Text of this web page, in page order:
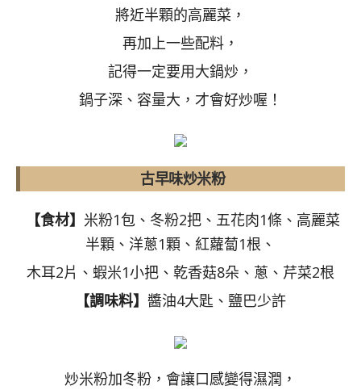
將近半顆的高麗菜，
再加上一些配料，
記得一定要用大鍋炒，
鍋子深、容量大，才會好炒喔！
古早味炒米粉
【食材】 米粉1包、冬粉2把、五花肉1條、高麗菜
半顆、洋蔥1顆、紅蘿蔔1根、
木耳2片、蝦米1小把、乾香菇8朵、蔥、芹菜2根
【調味料】 醬油4大匙、鹽巴少許
炒米粉加冬粉，會讓口感變得濕潤，